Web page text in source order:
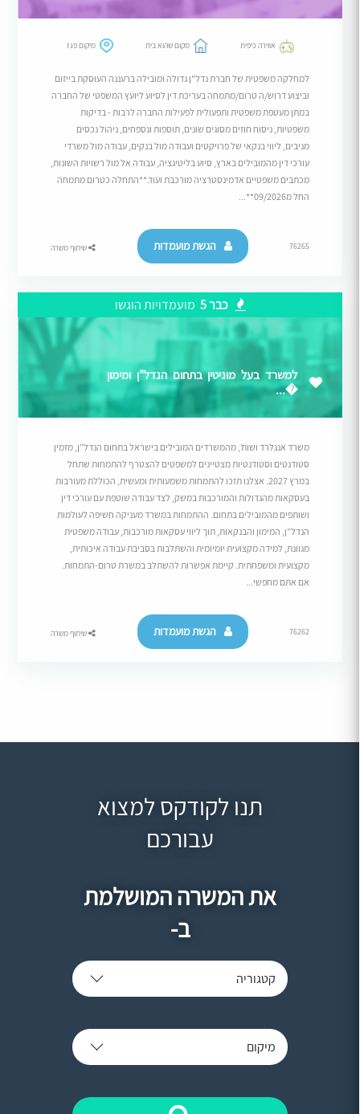
אווירה כיפית מקום שהוא בית מיקום פגז
למחלקה משפטית של חברת נדל"ן גדולה ומובילה ברעננה העוסקת בייזום
וביצוע דרוש/ה טרום/מתמחה בעריכת דין לסיוע ליועץ המשפטי של החברה
במתן מעטפת משפטית ותפעולית לפעילות החברה לרבות - בדיקות
משפטיות, ניסוח חוזים מסוגים שונים, תוספות ונספחים, ניהול נכסים
מניבים, ליווי בנקאי של פרויקטים ועבודה מול בנקים, עבודה מול משרדי
עורכי דין מהמובילים בארץ, סיוע בליטיגציה, עבודה אל מול רשויות השונות,
מכתבים משפטיים אדמינסטרציה מורכבת ועוד.**התחלה כטרום מתמחה
החל מ09/2026**...
76265 הגשת מועמדות שיתוף משרה
כבר 5 מועמדויות הוגשו
למשרד בעל מוניטין בתחום הנדל"ן ומימון
�...
משרד אנגלרד ושות’, מהמשרדים המובילים בישראל בתחום הנדל”ן, מזמין
סטודנטים וסטודנטיות מצטיינים למשפטים להצטרף להתמחות שתחל
במרץ 2027. אצלנו תזכו להתמחות משמעותית ומעשית, הכוללת מעורבות
בעסקאות מהגדולות והמורכבות במשק, לצד עבודה שוטפת עם עורכי דין
ושותפים מהמובילים בתחום. ההתמחות במשרד מעניקה חשיפה לעולמות
הנדל”ן, המימון והבנקאות, תוך ליווי עסקאות מורכבות, עבודה משפטית
מגוונת, למידה מקצועית יומיומית והשתלבות בסביבת עבודה איכותית,
מקצועית ומשפחתית. קיימת אפשרות להשתלב במשרת טרום-התמחות.
אם אתם מחפשי...
76262 הגשת מועמדות שיתוף משרה
תנו לקודקס למצוא
עבורכם
את המשרה המושלמת
ב-
קטגוריה
מיקום